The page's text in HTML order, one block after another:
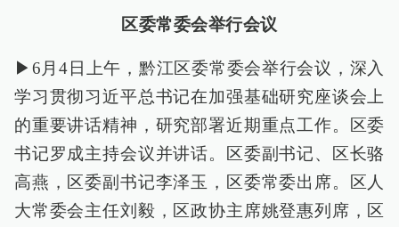
区委常委会举行会议
▶6月4日上午，黔江区委常委会举行会议，深入
学习贯彻习近平总书记在加强基础研究座谈会上
的重要讲话精神，研究部署近期重点工作。区委
书记罗成主持会议并讲话。区委副书记、区长骆
高燕，区委副书记李泽玉，区委常委出席。区人
大常委会主任刘毅，区政协主席姚登惠列席，区